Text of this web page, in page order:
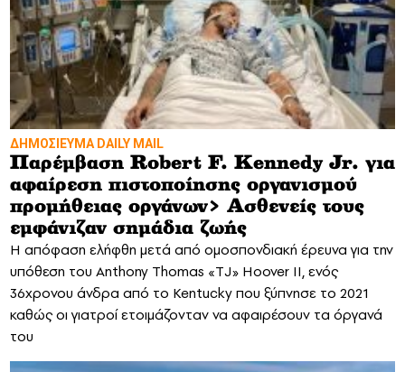
ΔΗΜΟΣΙΕΥΜΑ DAILY MAIL
Παρέμβαση Robert F. Kennedy Jr. για
αφαίρεση πιστοποίησης οργανισμού
προμήθειας οργάνων> Ασθενείς τους
εμφάνιζαν σημάδια ζωής
Η απόφαση ελήφθη μετά από ομοσπονδιακή έρευνα για την
υπόθεση του Anthony Thomas «TJ» Hoover II, ενός
36χρονου άνδρα από το Kentucky που ξύπνησε το 2021
καθώς οι γιατροί ετοιμάζονταν να αφαιρέσουν τα όργανά
του